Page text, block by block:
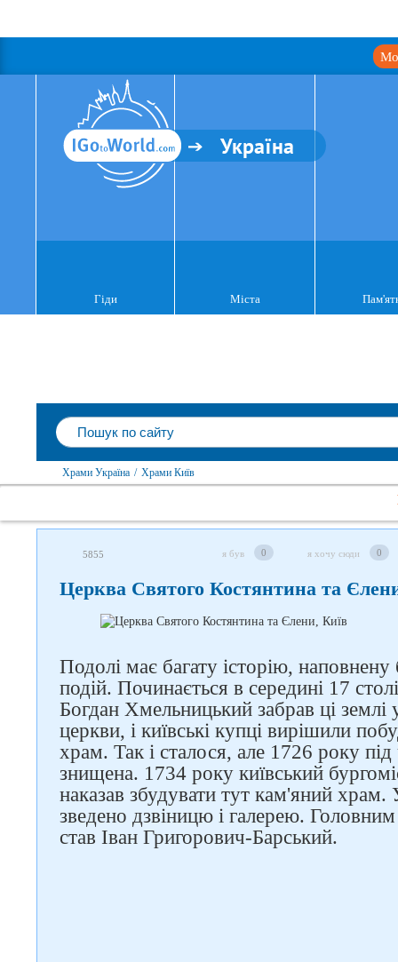
Україна
Гіди Міста
Храми Україна / Храми Київ
5855 я був 0 я хочу сюди 0
Церква Святого Костянтина та
Подолі має багату історію,
подій. Починається в середині 17
Богдан Хмельницький забрав ці землі
церкви, і київські купці вирішили
храм. Так і сталося, але 1726 року
знищена. 1734 року київський
наказав збудувати тут кам'яний
зведено дзвіницю і галерею.
став Іван Григорович-Барський.